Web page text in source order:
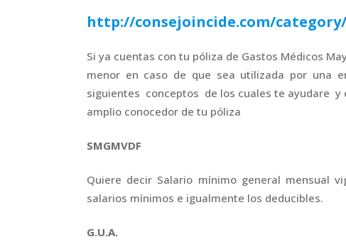
http://consejoincide.com/
Si ya cuentas con tu póliza de Gastos Médicos
menor en caso de que sea utilizada por una
siguientes conceptos de los cuales te ayudare y
amplio conocedor de tu póliza
SMGMVDF
Quiere decir Salario mínimo general mensual
salarios mínimos e igualmente los deducibles.
G.U.A.